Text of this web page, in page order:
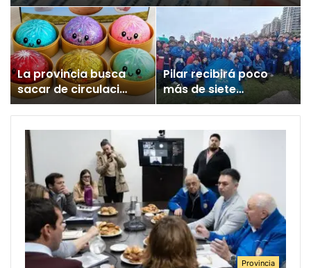
La provincia busca
sacar de circulación
un juguete
«altamente tóxico»
Pilar recibirá poco
más de siete
millones para los
Juegos
Bonaerenses
Provincia